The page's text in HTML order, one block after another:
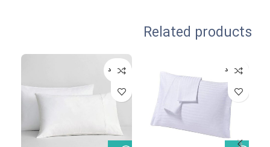
Related products
ناموجود ناموجود